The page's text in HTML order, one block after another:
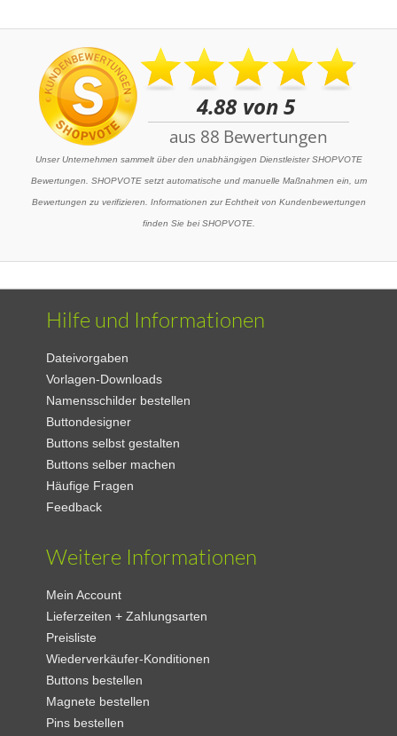
Unser Unternehmen sammelt über den unabhängigen Dienstleister SHOPVOTE
Bewertungen. SHOPVOTE setzt automatische und manuelle Maßnahmen ein, um
Bewertungen zu verifizieren. Informationen zur Echtheit von Kundenbewertungen
finden Sie bei SHOPVOTE.
Hilfe und Informationen
Dateivorgaben
Vorlagen-Downloads
Namensschilder bestellen
Buttondesigner
Buttons selbst gestalten
Buttons selber machen
Häufige Fragen
Feedback
Weitere Informationen
Mein Account
Lieferzeiten + Zahlungsarten
Preisliste
Wiederverkäufer-Konditionen
Buttons bestellen
Magnete bestellen
Pins bestellen